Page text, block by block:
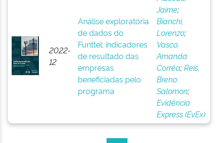
2022-
12
Análise exploratória
de dados do
Funttel: indicadores
de resultado das
empresas
beneficiadas pelo
programa
Jaime;
Bianchi,
Lorenzo;
Vasco,
Amanda
Corrêa;Reis,
Breno
Salomon;
Evidência
Express (EvEx)